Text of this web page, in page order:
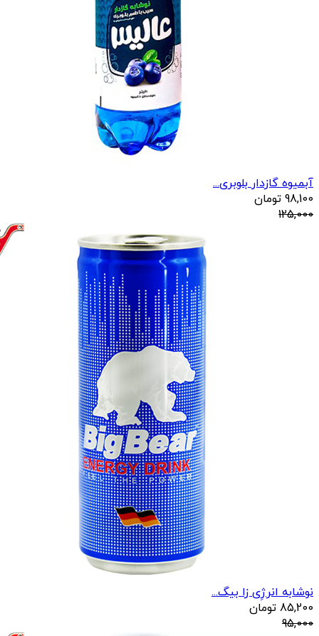
آبمیوه گازدار بلوبری...
98,100 تومان
125,000
نوشابه انرژِی زا بیگ...
85,200 تومان
95,000